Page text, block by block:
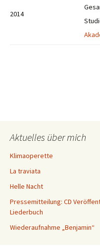
2014
Aktuelles über mich
Klimaoperette
La traviata
Helle Nacht
Pressemitteilung: CD
Liederbuch
Wiederaufnahme „Benjamin“